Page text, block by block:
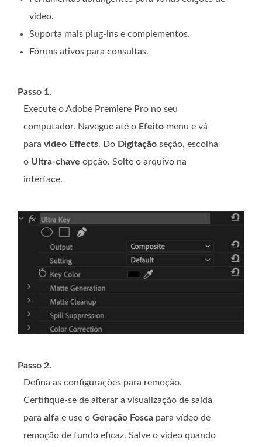
vídeo.
Suporta mais plug-ins e complementos.
Fóruns ativos para consultas.
Passo 1.
Execute o Adobe Premiere Pro no seu
computador. Navegue até o Efeito menu e vá
para video Effects. Do Digitação seção, escolha
o Ultra-chave opção. Solte o arquivo na
interface.
Passo 2.
Defina as configurações para remoção.
Certifique-se de alterar a visualização de saída
para alfa e use o Geração Fosca para vídeo de
remoção de fundo eficaz. Salve o vídeo quando